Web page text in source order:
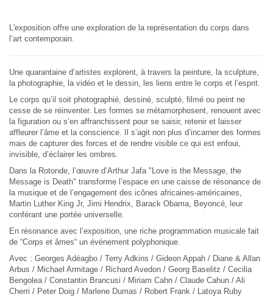
L'exposition offre une exploration de la représentation du corps dans
l’art contemporain.
Une quarantaine d’artistes explorent, à travers la peinture, la sculpture,
la photographie, la vidéo et le dessin, les liens entre le corps et l’esprit.
Le corps qu’il soit photographié, dessiné, sculpté, filmé ou peint ne
cesse de se réinventer. Les formes se métamorphosent, renouent avec
la figuration ou s’en affranchissent pour se saisir, retenir et laisser
affleurer l’âme et la conscience. Il s’agit non plus d’incarner des formes
mais de capturer des forces et de rendre visible ce qui est enfoui,
invisible, d’éclairer les ombres.
Dans la Rotonde, l’œuvre d’Arthur Jafa "Love is the Message, the
Message is Death" transforme l’espace en une caisse de résonance de
la musique et de l’engagement des icônes africaines-américaines,
Martin Luther King Jr, Jimi Hendrix, Barack Obama, Beyoncé, leur
conférant une portée universelle.
En résonance avec l’exposition, une riche programmation musicale fait
de “Corps et âmes“ un événement polyphonique.
Avec : Georges Adéagbo / Terry Adkins / Gideon Appah / Diane & Allan
Arbus / Michael Armitage / Richard Avedon / Georg Baselitz / Cecilia
Bengolea / Constantin Brancusi / Miriam Cahn / Claude Cahun / Ali
Cherri / Peter Doig / Marlene Dumas / Robert Frank / Latoya Ruby